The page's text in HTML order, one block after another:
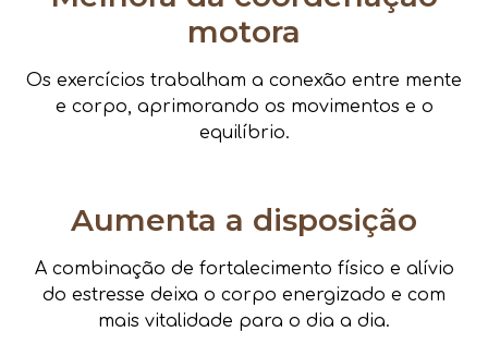
motora
Os exercícios trabalham a conexão entre mente
e corpo, aprimorando os movimentos e o
equilíbrio.
Aumenta a disposição
A combinação de fortalecimento físico e alívio
do estresse deixa o corpo energizado e com
mais vitalidade para o dia a dia.